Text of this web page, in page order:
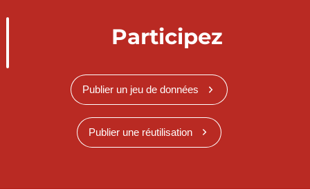
Participez
Publier un jeu de données
Publier une réutilisation